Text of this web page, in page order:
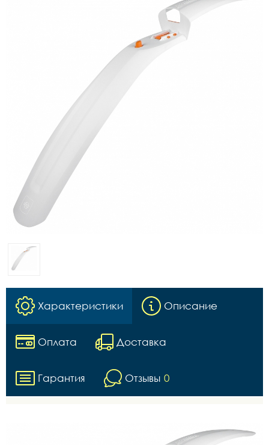
Характеристики Описание
Оплата Доставка
Гарантия Отзывы 0